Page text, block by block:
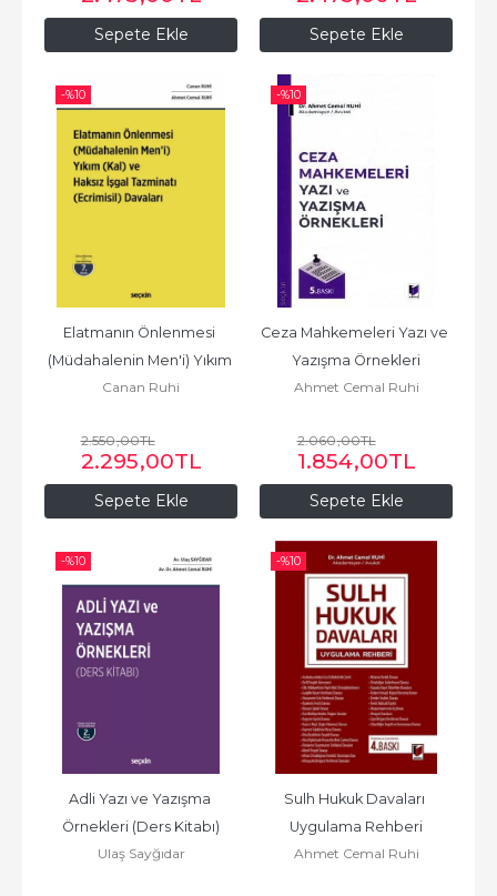
Sepete Ekle Sepete Ekle
-%10
Sepete Ekle
Elatmanın Önlenmesi
(Müdahalenin Men'i) Yıkım
(Kal) ve Haksız İşgal...
Canan Ruhi
2.550,00TL
2.295,00TL
-%10
Sepete Ekle
Ceza Mahkemeleri Yazı ve
Yazışma Örnekleri
Ahmet Cemal Ruhi
2.060,00TL
1.854,00TL
-%10
Adli Yazı ve Yazışma
Örnekleri (Ders Kitabı)
Ulaş Sayğıdar
-%10
Sulh Hukuk Davaları
Uygulama Rehberi
Ahmet Cemal Ruhi